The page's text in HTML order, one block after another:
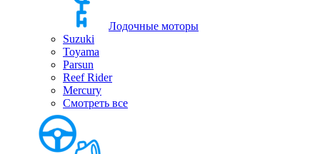
Лодочные моторы
Suzuki
Toyama
Parsun
Reef Rider
Mercury
Смотреть все